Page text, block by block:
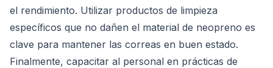
el rendimiento. Utilizar productos de limpieza
específicos que no dañen el material de neopreno es
clave para mantener las correas en buen estado.
Finalmente, capacitar al personal en prácticas de